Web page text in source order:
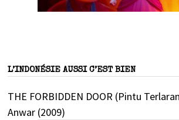
L’INDONÉSIE AUSSI C’EST BIEN
THE FORBIDDEN DOOR (Pintu
Anwar (2009)